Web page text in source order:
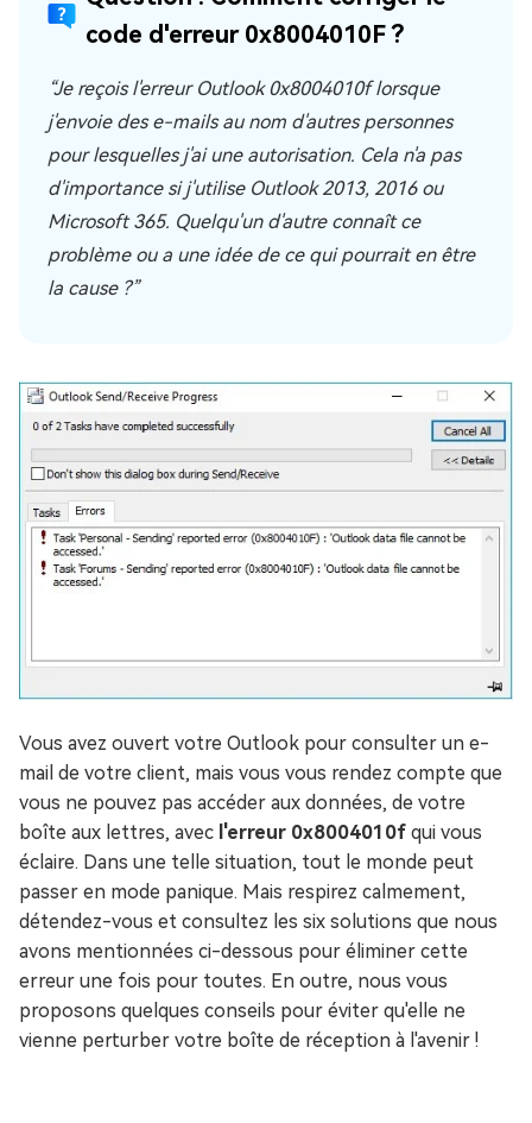
code d'erreur 0x8004010F ?
“Je reçois l'erreur Outlook 0x8004010f lorsque
j'envoie des e-mails au nom d'autres personnes
pour lesquelles j'ai une autorisation. Cela n'a pas
d'importance si j'utilise Outlook 2013, 2016 ou
Microsoft 365. Quelqu'un d'autre connaît ce
problème ou a une idée de ce qui pourrait en être
la cause ?”
Vous avez ouvert votre Outlook pour consulter un e-
mail de votre client, mais vous vous rendez compte que
vous ne pouvez pas accéder aux données, de votre
boîte aux lettres, avec l'erreur 0x8004010f qui vous
éclaire. Dans une telle situation, tout le monde peut
passer en mode panique. Mais respirez calmement,
détendez-vous et consultez les six solutions que nous
avons mentionnées ci-dessous pour éliminer cette
erreur une fois pour toutes. En outre, nous vous
proposons quelques conseils pour éviter qu'elle ne
vienne perturber votre boîte de réception à l'avenir !